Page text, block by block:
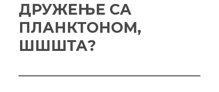
ДРУЖЕЊЕ СА
ПЛАНКТОНОМ,
ШШШТА?